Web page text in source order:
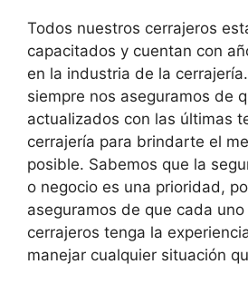
Todos nuestros cerrajeros
capacitados y cuentan con
en la industria de la
siempre nos aseguramos de
actualizados con las últimas
cerrajería para brindarte el
posible. Sabemos que la
o negocio es una prioridad,
aseguramos de que cada
cerrajeros tenga la
manejar cualquier situación